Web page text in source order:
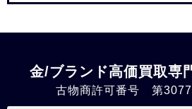
金/ブランド高価買取
古物商許可番号 第